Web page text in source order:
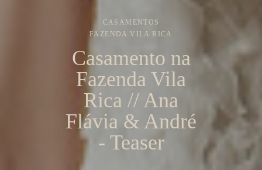
CASAMENTOS
FAZENDA VILA RICA
Casamento na
Fazenda Vila
Rica // Ana
Flávia & André
- Teaser